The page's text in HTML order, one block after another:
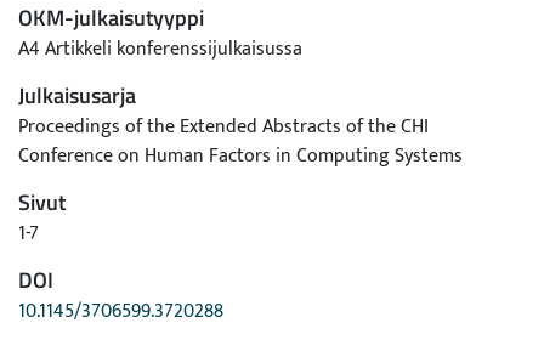
OKM-julkaisutyyppi
A4 Artikkeli konferenssijulkaisussa
Julkaisusarja
Proceedings of the Extended Abstracts of the CHI
Conference on Human Factors in Computing Systems
Sivut
1-7
DOI
10.1145/3706599.3720288